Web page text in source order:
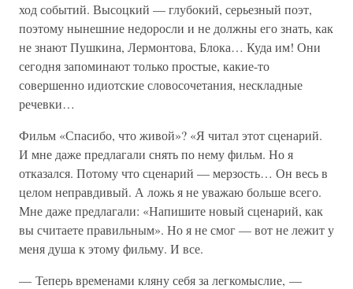
ход событий. Высоцкий — глубокий, серьезный поэт,
поэтому нынешние недоросли и не должны его знать, как
не знают Пушкина, Лермонтова, Блока… Куда им! Они
сегодня запоминают только простые, какие-то
совершенно идиотские словосочетания, нескладные
речевки…
Фильм «Спасибо, что живой»? «Я читал этот сценарий.
И мне даже предлагали снять по нему фильм. Но я
отказался. Потому что сценарий — мерзость… Он весь в
целом неправдивый. А ложь я не уважаю больше всего.
Мне даже предлагали: «Напишите новый сценарий, как
вы считаете правильным». Но я не смог — вот не лежит у
меня душа к этому фильму. И все.
— Теперь временами кляну себя за легкомыслие, —